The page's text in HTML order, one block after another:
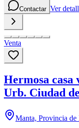
Contactar Ver
Venta
Hermosa casa
Urb. Ciudad
Manta, Provincia de